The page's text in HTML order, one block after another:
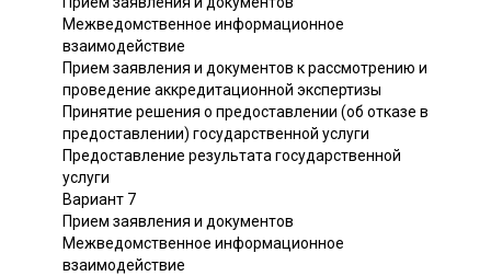
Межведомственное информационное
взаимодействие
Прием заявления и документов к рассмотрению и
проведение аккредитационной экспертизы
Принятие решения о предоставлении (об отказе в
предоставлении) государственной услуги
Предоставление результата государственной
услуги
Вариант 7
Прием заявления и документов
Межведомственное информационное
взаимодействие